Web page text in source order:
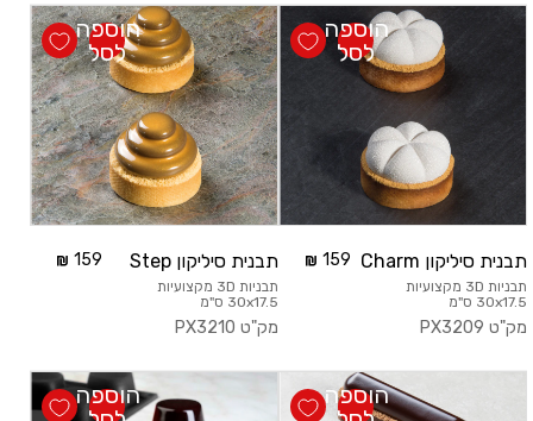
תבנית סיליקון Charm
תבניות 3D מקצועיות
30x17.5 ס"מ
מק"ט PX3209
159
הוספה
לסל
תבנית סיליקון Step
תבניות 3D מקצועיות
30x17.5 ס"מ
מק"ט PX3210
159
הוספה
לסל
הוספה
הוספה